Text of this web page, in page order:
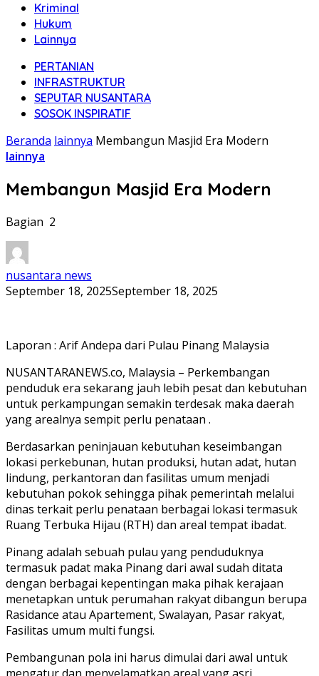
Kriminal
Hukum
Lainnya
PERTANIAN
INFRASTRUKTUR
SEPUTAR NUSANTARA
SOSOK INSPIRATIF
Beranda lainnya Membangun Masjid Era Modern
lainnya
Membangun Masjid Era Modern
Bagian 2
nusantara news
September 18, 2025September 18, 2025
Laporan : Arif Andepa dari Pulau Pinang Malaysia
NUSANTARANEWS.co, Malaysia – Perkembangan
penduduk era sekarang jauh lebih pesat dan kebutuhan
untuk perkampungan semakin terdesak maka daerah
yang arealnya sempit perlu penataan .
Berdasarkan peninjauan kebutuhan keseimbangan
lokasi perkebunan, hutan produksi, hutan adat, hutan
lindung, perkantoran dan fasilitas umum menjadi
kebutuhan pokok sehingga pihak pemerintah melalui
dinas terkait perlu penataan berbagai lokasi termasuk
Ruang Terbuka Hijau (RTH) dan areal tempat ibadat.
Pinang adalah sebuah pulau yang penduduknya
termasuk padat maka Pinang dari awal sudah ditata
dengan berbagai kepentingan maka pihak kerajaan
menetapkan untuk perumahan rakyat dibangun berupa
Rasidance atau Apartement, Swalayan, Pasar rakyat,
Fasilitas umum multi fungsi.
Pembangunan pola ini harus dimulai dari awal untuk